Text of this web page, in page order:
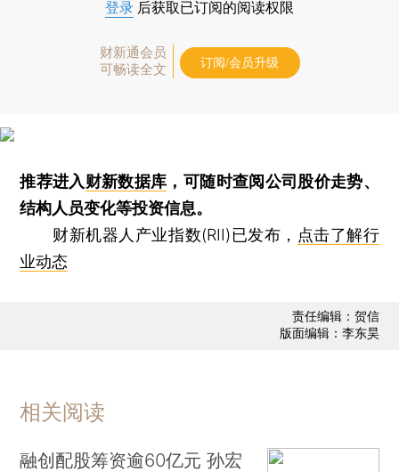
登录 后获取已订阅的阅读权限
财新通会员
可畅读全文
订阅/会员升级
推荐进入财新数据库 ，可随时查阅公司股价走势、
结构人员变化等投资信息。
财新机器人产业指数(RII)已发布， 点击了解行
业动态
责任编辑：贺信
版面编辑：李东昊
相关阅读
融创配股筹资逾60亿元 孙宏